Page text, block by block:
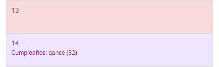
13
14
Cumpleaños:gance(32)